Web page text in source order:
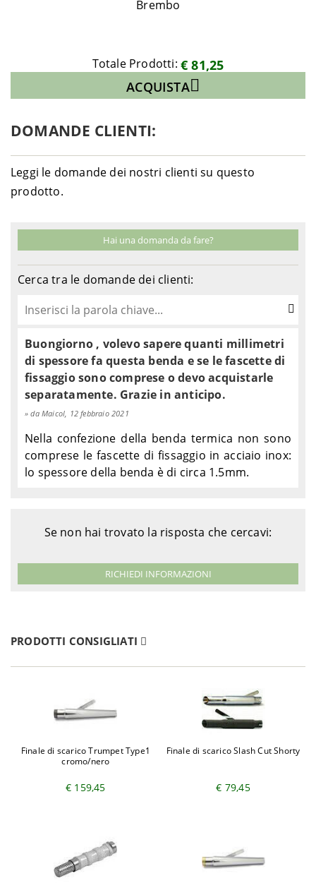
Brembo
Totale Prodotti: € 81,25
ACQUISTA
DOMANDE CLIENTI:
Leggi le domande dei nostri clienti su questo
prodotto.
Hai una domanda da fare?
Cerca tra le domande dei clienti:
Buongiorno , volevo sapere quanti millimetri
di spessore fa questa benda e se le fascette di
fissaggio sono comprese o devo acquistarle
separatamente. Grazie in anticipo.
da Maicol, 12 febbraio 2021
Nella confezione della benda termica non sono
comprese le fascette di fissaggio in acciaio inox:
lo spessore della benda è di circa 1.5mm.
Se non hai trovato la risposta che cercavi:
RICHIEDI INFORMAZIONI
PRODOTTI CONSIGLIATI
Finale di scarico Trumpet Type1
cromo/nero
€ 159,45
Finale di scarico Slash Cut Shorty
€ 79,45